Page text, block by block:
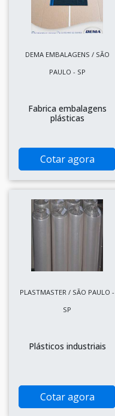
DEMA EMBALAGENS / SÃO
PAULO - SP
Fabrica embalagens
plásticas
Cotar agora
PLASTMASTER / SÃO PAULO -
SP
Plásticos industriais
Cotar agora